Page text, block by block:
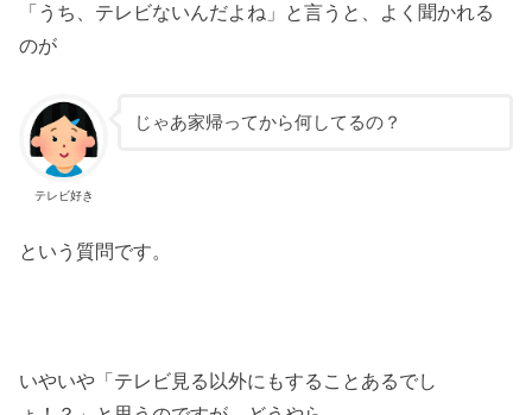
「うち、テレビないんだよね」と言うと、よく聞かれる
のが
テレビ好き
じゃあ家帰ってから何してるの？
という質問です。
いやいや「テレビ見る以外にもすることあるでし